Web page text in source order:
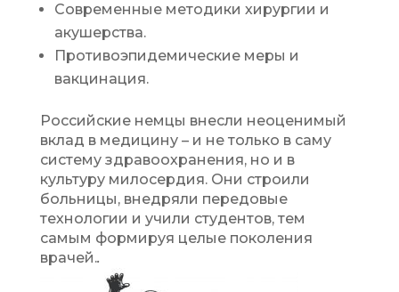
Современные методики хирургии и
акушерства.
Противоэпидемические меры и
вакцинация.
Российские немцы внесли неоценимый
вклад в медицину – и не только в саму
систему здравоохранения, но и в
культуру милосердия. Они строили
больницы, внедряли передовые
технологии и учили студентов, тем
самым формируя целые поколения
врачей..